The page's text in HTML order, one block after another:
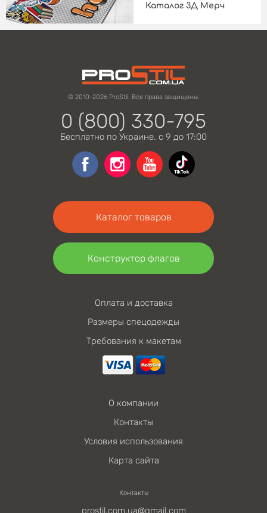
Каталог 3Д Мерч
© 2010-2026 ProStil. Все права защищены.
0 (800) 330-795
Бесплатно по Украине. с 9 до 17:00
Каталог товаров
Конструктор флагов
Оплата и доставка
Размеры спецодежды
Требования к макетам
О компании
Контакты
Условия использования
Карта сайта
Контакты